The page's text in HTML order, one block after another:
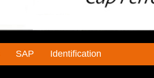
SAP Identification